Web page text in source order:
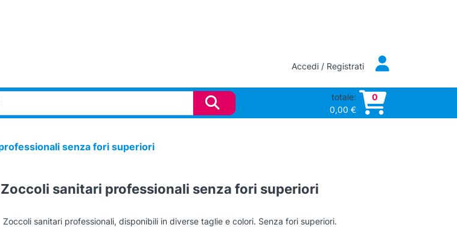
Accedi / Registrati
totale:
0,00 €
0
senza fori superiori
Zoccoli sanitari professionali senza fori superiori
Zoccoli sanitari professionali, disponibili in diverse taglie e colori. Senza fori superiori.